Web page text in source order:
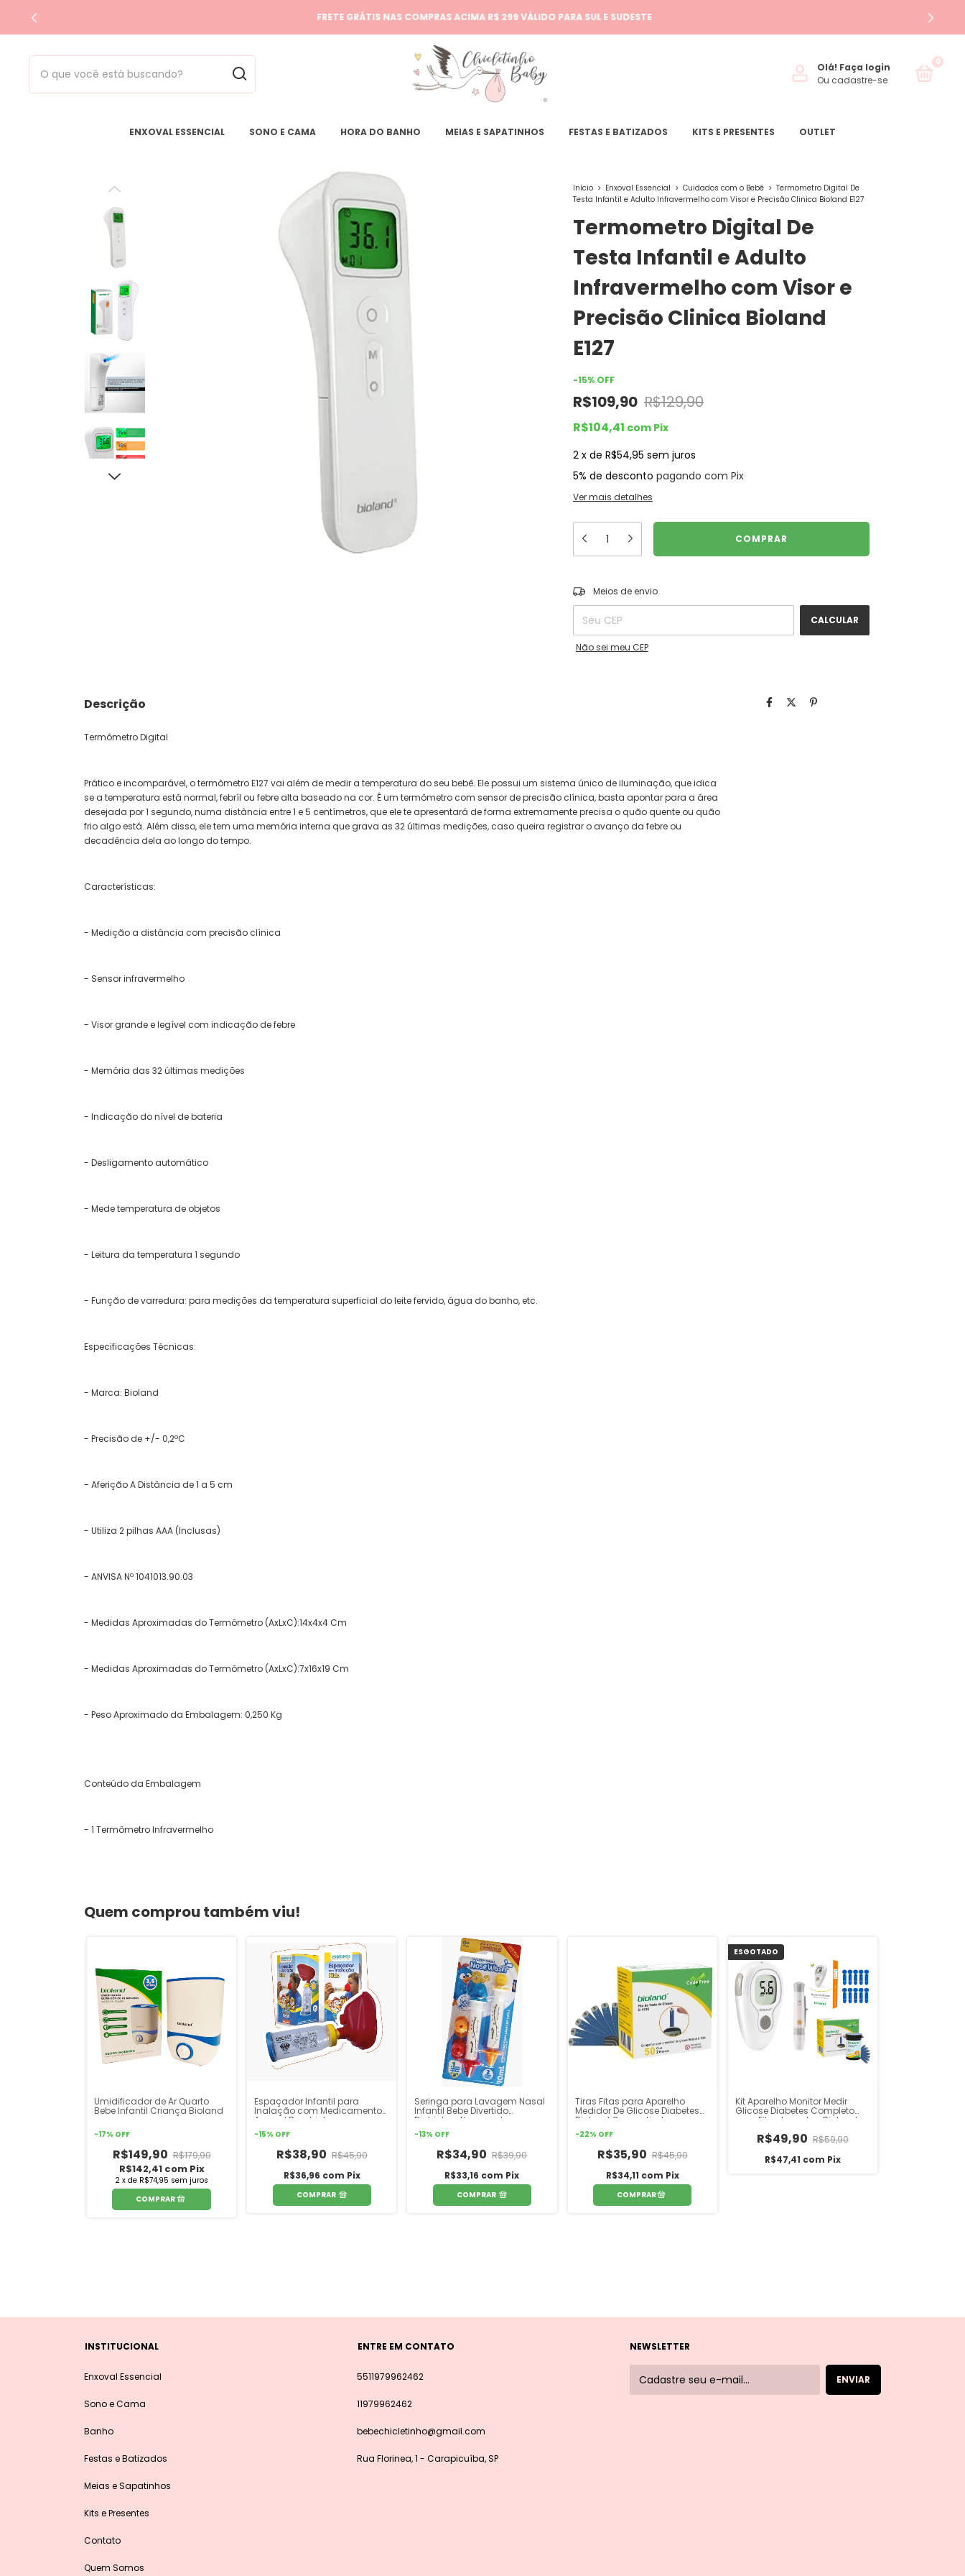
FRETE GRÁTIS NAS COMPRAS ACIMA R$ 299 VÁLIDO PARA SUL E SUDESTE
Olá! Faça login
Ou cadastre-se
0
ENXOVAL ESSENCIAL SONO E CAMA HORA DO BANHO MEIAS E SAPATINHOS FESTAS E BATIZADOS KITS E PRESENTES OUTLET
Início > Enxoval Essencial > Cuidados com o Bebê > Termometro Digital De
Testa Infantil e Adulto Infravermelho com Visor e Precisão Clinica Bioland E127
Termometro Digital De
Testa Infantil e Adulto
Infravermelho com Visor e
Precisão Clinica Bioland
E127
-15% OFF
R$109,90 R$129,90
R$104,41 com Pix
2 x de R$54,95 sem juros
5% de desconto pagando com Pix
Ver mais detalhes
Entregas para o CEP:
Meios de envio
CALCULAR
Não sei meu CEP
Descrição
Termômetro Digital
Prático e incomparável, o termômetro E127 vai além de medir a temperatura do seu bebê. Ele possui um sistema único de iluminação, que idica
se a temperatura está normal, febríl ou febre alta baseado na cor. É um termômetro com sensor de precisão clínica, basta apontar para a área
desejada por 1 segundo, numa distância entre 1 e 5 centímetros, que ele te apresentará de forma extremamente precisa o quão quente ou quão
frio algo está. Além disso, ele tem uma memória interna que grava as 32 últimas medições, caso queira registrar o avanço da febre ou
decadência dela ao longo do tempo.
Características:
- Medição a distância com precisão clínica
- Sensor infravermelho
- Visor grande e legível com indicação de febre
- Memória das 32 últimas medições
- Indicação do nível de bateria
- Desligamento automático
- Mede temperatura de objetos
- Leitura da temperatura 1 segundo
- Função de varredura: para medições da temperatura superficial do leite fervido, água do banho, etc.
Especificações Técnicas:
- Marca: Bioland
- Precisão de +/- 0,2ºC
- Aferição A Distância de 1 a 5 cm
- Utiliza 2 pilhas AAA (Inclusas)
- ANVISA Nº 1041013.90.03
- Medidas Aproximadas do Termômetro (AxLxC):14x4x4 Cm
- Medidas Aproximadas do Termômetro (AxLxC):7x16x19 Cm
- Peso Aproximado da Embalagem: 0,250 Kg
Conteúdo da Embalagem
- 1 Termômetro Infravermelho
Quem comprou também viu!
Umidificador de Ar Quarto
Bebe Infantil Criança Bioland
-17% OFF
R$149,90 R$179,90
R$142,41 com Pix
2 xde R$74,95 sem juros
Espaçador Infantil para
Inalação com Medicamento
Aerosol Bombinha
-15% OFF
R$38,90 R$45,90
R$36,96 com Pix
COMPRAR
Seringa para Lavagem Nasal
Infantil Bebe Divertido
Bichinhos Nosewash
-13% OFF
R$34,90 R$39,90
R$33,16 com Pix
COMPRAR
Tiras Fitas para Aparelho
Medidor De Glicose Diabetes
Bioland Compativel com os
Modelos G-500 e G-423 S
c/50 unidades
-22% OFF
R$35,90 R$45,90
R$34,11 com Pix
ESGOTADO
Kit Aparelho Monitor Medir
Glicose Diabetes Completo
com Fitas lancetas Bioland
R$49,90 R$59,90
R$47,41 com Pix
INSTITUCIONAL
Enxoval Essencial
Sono e Cama
Banho
Festas e Batizados
Meias e Sapatinhos
Kits e Presentes
Contato
Quem Somos
ENTRE EM CONTATO
5511979962462
11979962462
bebechicletinho@gmail.com
Rua Florinea, 1 - Carapicuíba, SP
NEWSLETTER